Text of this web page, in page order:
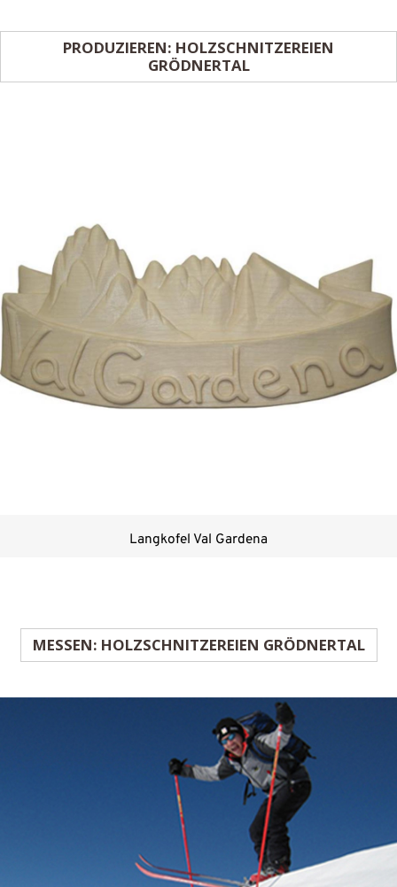
PRODUZIEREN: HOLZSCHNITZEREIEN
GRÖDNERTAL
Langkofel Val Gardena
MESSEN: HOLZSCHNITZEREIEN GRÖDNERTAL